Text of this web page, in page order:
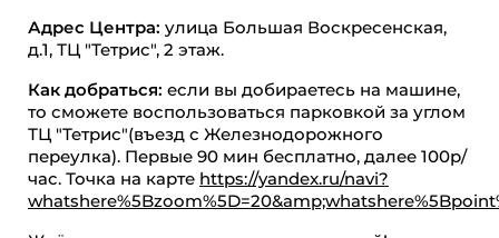
Адрес Центра: улица Большая Воскресенская,
д.1, ТЦ "Тетрис", 2 этаж.
Как добраться: если вы добираетесь на машине,
то сможете воспользоваться парковкой за углом
ТЦ "Тетрис"(въезд с Железнодорожного
переулка). Первые 90 мин бесплатно, далее 100р/
час. Точка на карте https://yandex.ru/navi?